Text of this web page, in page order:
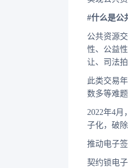
#什么是公
公共资源
性、公益
让、司法
此类交易
数多等难题
2022年4
子化，破
推动电子
契约锁电